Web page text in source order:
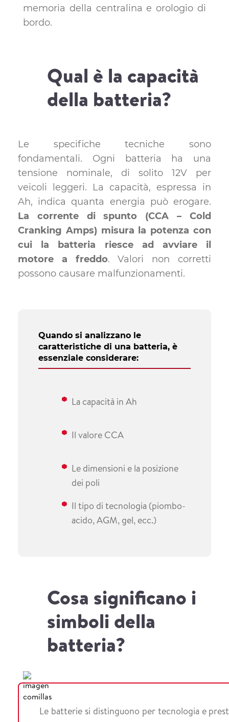
memoria della centralina e orologio di
bordo.
Qual è la capacità
della batteria?
Le specifiche tecniche sono
fondamentali. Ogni batteria ha una
tensione nominale, di solito 12V per
veicoli leggeri. La capacità, espressa in
Ah, indica quanta energia può erogare.
La corrente di spunto (CCA – Cold
Cranking Amps) misura la potenza con
cui la batteria riesce ad avviare il
motore a freddo. Valori non corretti
possono causare malfunzionamenti.
Quando si analizzano le
caratteristiche di una batteria, è
essenziale considerare:
La capacità in Ah
Il valore CCA
Le dimensioni e la posizione
dei poli
Il tipo di tecnologia (piombo-
acido, AGM, gel, ecc.)
Cosa significano i
simboli della
batteria?
Le batterie si distinguono per tecnologia e